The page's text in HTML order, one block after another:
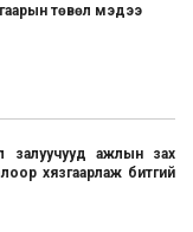
төвөл мэдээ
залуучууд ажлын зах
хязгаарлаж битгий